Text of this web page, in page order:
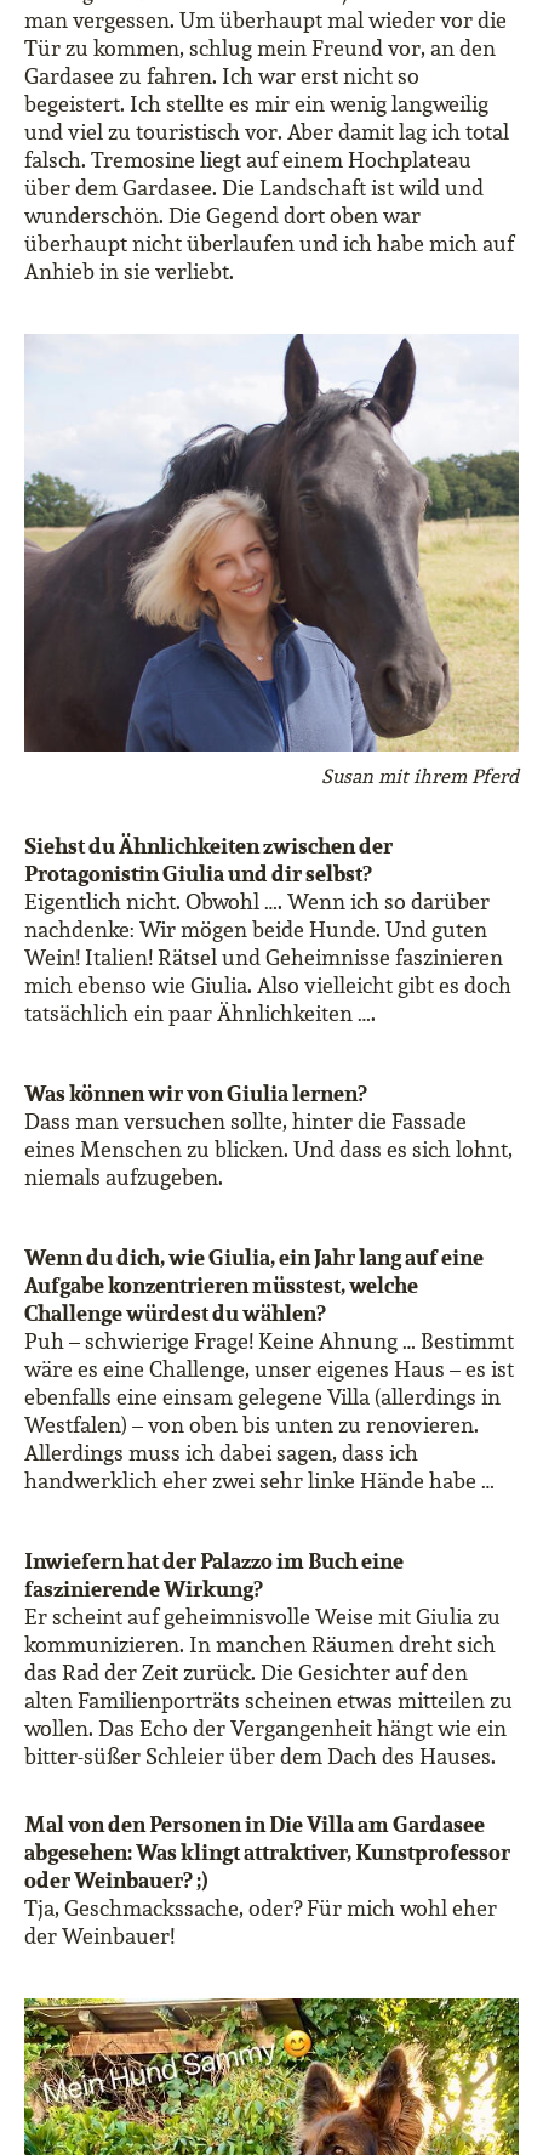
man vergessen. Um überhaupt mal wieder vor die
Tür zu kommen, schlug mein Freund vor, an den
Gardasee zu fahren. Ich war erst nicht so
begeistert. Ich stellte es mir ein wenig langweilig
und viel zu touristisch vor. Aber damit lag ich total
falsch. Tremosine liegt auf einem Hochplateau
über dem Gardasee. Die Landschaft ist wild und
wunderschön. Die Gegend dort oben war
überhaupt nicht überlaufen und ich habe mich auf
Anhieb in sie verliebt.
Susan mit ihrem Pferd
Siehst du Ähnlichkeiten zwischen der
Protagonistin Giulia und dir selbst?
Eigentlich nicht. Obwohl …. Wenn ich so darüber
nachdenke: Wir mögen beide Hunde. Und guten
Wein! Italien! Rätsel und Geheimnisse faszinieren
mich ebenso wie Giulia. Also vielleicht gibt es doch
tatsächlich ein paar Ähnlichkeiten ….
Was können wir von Giulia lernen?
Dass man versuchen sollte, hinter die Fassade
eines Menschen zu blicken. Und dass es sich lohnt,
niemals aufzugeben.
Wenn du dich, wie Giulia, ein Jahr lang auf eine
Aufgabe konzentrieren müsstest, welche
Challenge würdest du wählen?
Puh – schwierige Frage! Keine Ahnung … Bestimmt
wäre es eine Challenge, unser eigenes Haus – es ist
ebenfalls eine einsam gelegene Villa (allerdings in
Westfalen) – von oben bis unten zu renovieren.
Allerdings muss ich dabei sagen, dass ich
handwerklich eher zwei sehr linke Hände habe …
Inwiefern hat der Palazzo im Buch eine
faszinierende Wirkung?
Er scheint auf geheimnisvolle Weise mit Giulia zu
kommunizieren. In manchen Räumen dreht sich
das Rad der Zeit zurück. Die Gesichter auf den
alten Familienporträts scheinen etwas mitteilen zu
wollen. Das Echo der Vergangenheit hängt wie ein
bitter-süßer Schleier über dem Dach des Hauses.
Mal von den Personen in Die Villa am Gardasee
abgesehen: Was klingt attraktiver, Kunstprofessor
oder Weinbauer? ;)
Tja, Geschmackssache, oder? Für mich wohl eher
der Weinbauer!